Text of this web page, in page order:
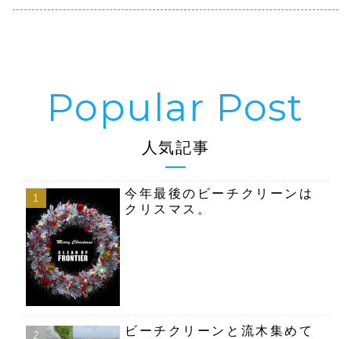
人気記事
今年最後のビーチクリーンは
クリスマス。
ビーチクリーンと流木集めて